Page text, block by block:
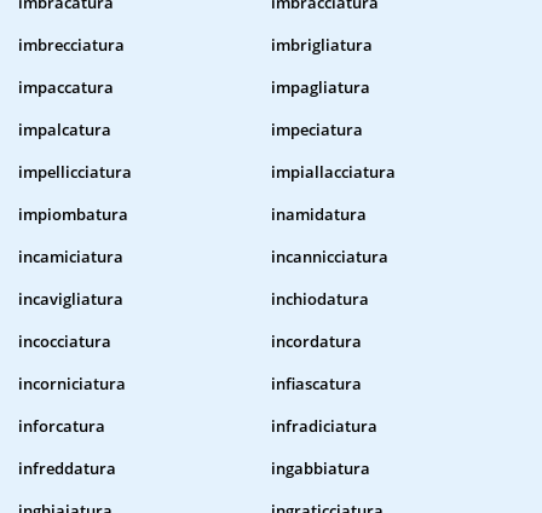
imbrecciatura
imbrigliatura
impaccatura
impagliatura
impalcatura
impeciatura
impellicciatura
impiallacciatura
impiombatura
inamidatura
incamiciatura
incannicciatura
incavigliatura
inchiodatura
incocciatura
incordatura
incorniciatura
infiascatura
inforcatura
infradiciatura
infreddatura
ingabbiatura